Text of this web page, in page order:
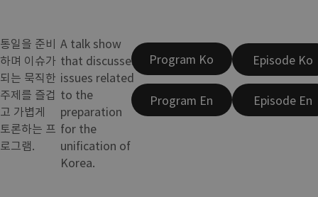
통일을 준비
하며 이슈가
되는 묵직한
주제를 즐겁
고 가볍게
토론하는 프
로그램.
A talk show
that discusses
issues related
to the
preparation
for the
unification of
Korea.
Program Ko
Program En
Episode Ko
Episode En